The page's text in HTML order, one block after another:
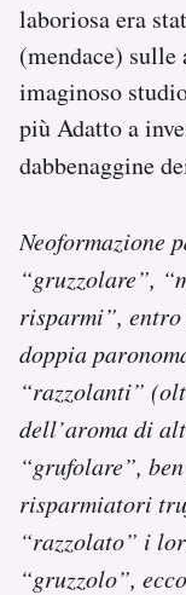
laboriosa era
(mendace)
imaginoso
più Adatto a
dabbenaggine
Neoformazione
“gruzzolare”,
risparmi”,
doppia
“razzolanti”
dell’aroma di
“grufolare”,
risparmiatori
“razzolato” i
“gruzzolo”,